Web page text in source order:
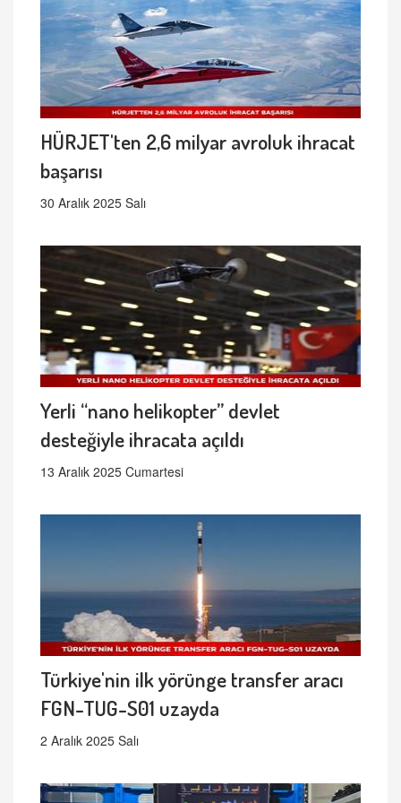
HÜRJET'ten 2,6 milyar avroluk ihracat
başarısı
30 Aralık 2025 Salı
Yerli “nano helikopter” devlet
desteğiyle ihracata açıldı
13 Aralık 2025 Cumartesi
Türkiye'nin ilk yörünge transfer aracı
FGN-TUG-S01 uzayda
2 Aralık 2025 Salı